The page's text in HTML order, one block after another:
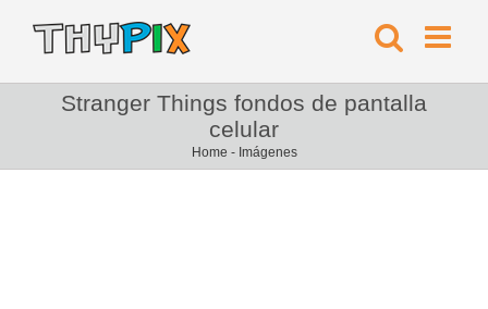
Stranger Things fondos de pantalla
celular
Home - Imágenes